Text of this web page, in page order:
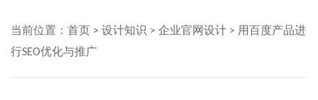
当前位置： 首页 > 设计知识 > 企业官网设计 > 用百度产品进
行SEO优化与推广